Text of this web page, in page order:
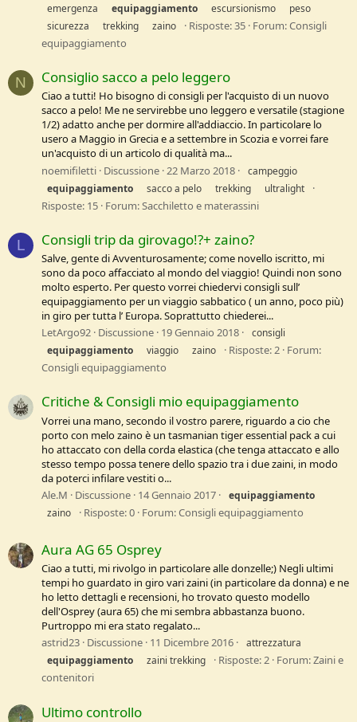
emergenza
equipaggiamento escursionismo
peso
sicurezza
trekking zaino Risposte: 35 Forum:Consigli
equipaggiamento
N Consiglio sacco a pelo leggero
Ciao a tutti! Ho bisogno di consigli per l'acquisto di un nuovo
sacco a pelo! Me ne servirebbe uno leggero e versatile (stagione
1/2) adatto anche per dormire all'addiaccio. In particolare lo
usero a Maggio in Grecia e a settembre in Scozia e vorrei fare
un'acquisto di un articolo di qualità ma...
noemifiletti Discussione 22 Marzo 2018
campeggio
equipaggiamento
sacco a pelo trekking ultralight
Risposte: 15 Forum:Sacchiletto e materassini
L Consigli trip da girovago!?+ zaino?
Salve, gente di Avventurosamente; come novello iscritto, mi
sono da poco affacciato al mondo del viaggio! Quindi non sono
molto esperto. Per questo vorrei chiedervi consigli sull’
equipaggiamento per un viaggio sabbatico ( un anno, poco più)
in giro per tutta l’ Europa. Soprattutto chiederei...
LetArgo92 Discussione 19 Gennaio 2018
consigli
equipaggiamento
viaggio zaino Risposte: 2 Forum:
Consigli equipaggiamento
Critiche & Consigli mio equipaggiamento
Vorrei una mano, secondo il vostro parere, riguardo a cio che
porto con melo zaino è un tasmanian tiger essential pack a cui
ho attaccato con della corda elastica (che tenga attaccato e allo
stesso tempo possa tenere dello spazio tra i due zaini, in modo
da poterci infilare vestiti o...
Ale.M
Discussione 14 Gennaio 2017
equipaggiamento
zaino
Risposte: 0 Forum:Consigli equipaggiamento
Aura AG 65 Osprey
Ciao a tutti, mi rivolgo in particolare alle donzelle;) Negli ultimi
tempi ho guardato in giro vari zaini (in particolare da donna) e ne
ho letto dettagli e recensioni, ho trovato questo modello
dell'Osprey (aura 65) che mi sembra abbastanza buono.
Purtroppo mi era stato regalato...
astrid23 Discussione 11 Dicembre 2016
attrezzatura
equipaggiamento
zaini trekking Risposte: 2 Forum:Zaini e
contenitori
Ultimo controllo